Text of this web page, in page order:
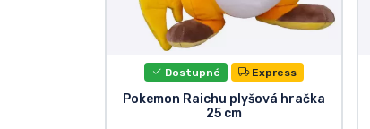
Dostupné Express
Pokemon Raichu plyšová hračka
25 cm